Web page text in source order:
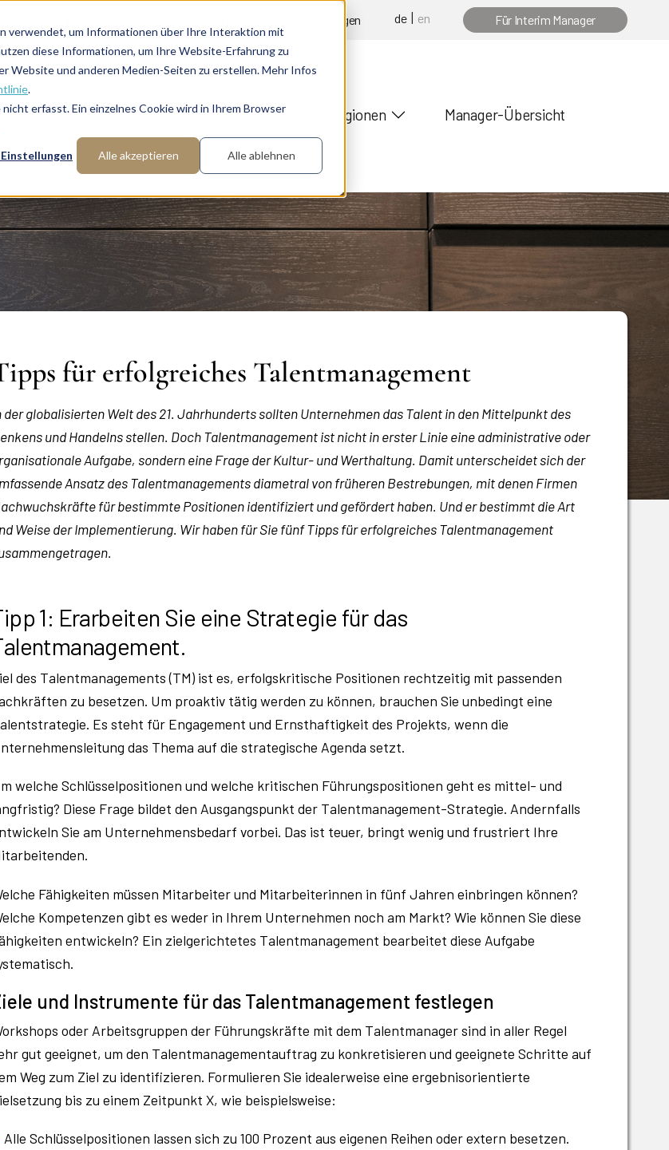
verwendet, um Informationen über Ihre Interaktion mit
diese Informationen, um Ihre Website-Erfahrung zu
Website und anderen Medien-Seiten zu erstellen. Mehr Infos
.
erfasst. Ein einzelnes Cookie wird in Ihrem Browser
Alle akzeptieren Alle ablehnen
Manager anfragen de en Für Interim Manager
Funktionen Branchen Regionen Manager-Übersicht
für erfolgreiches Talentmanagement
der globalisierten Welt des 21. Jahrhunderts sollten Unternehmen das Talent in den Mittelpunkt des
und Handelns stellen. Doch Talentmanagement ist nicht in erster Linie eine administrative oder
Aufgabe, sondern eine Frage der Kultur- und Werthaltung. Damit unterscheidet sich der
Ansatz des Talentmanagements diametral von früheren Bestrebungen, mit denen Firmen
für bestimmte Positionen identifiziert und gefördert haben. Und er bestimmt die Art
Weise der Implementierung. Wir haben für Sie fünf Tipps für erfolgreiches Talentmanagement
1: Erarbeiten Sie eine Strategie für das
des Talentmanagements (TM) ist es, erfolgskritische Positionen rechtzeitig mit passenden
zu besetzen. Um proaktiv tätig werden zu können, brauchen Sie unbedingt eine
Es steht für Engagement und Ernsthaftigkeit des Projekts, wenn die
das Thema auf die strategische Agenda setzt.
welche Schlüsselpositionen und welche kritischen Führungspositionen geht es mittel- und
Diese Frage bildet den Ausgangspunkt der Talentmanagement-Strategie. Andernfalls
Sie am Unternehmensbedarf vorbei. Das ist teuer, bringt wenig und frustriert Ihre
Fähigkeiten müssen Mitarbeiter und Mitarbeiterinnen in fünf Jahren einbringen können?
Kompetenzen gibt es weder in Ihrem Unternehmen noch am Markt? Wie können Sie diese
entwickeln? Ein zielgerichtetes Talentmanagement bearbeitet diese Aufgabe
und Instrumente für das Talentmanagement festlegen
oder Arbeitsgruppen der Führungskräfte mit dem Talentmanager sind in aller Regel
gut geeignet, um den Talentmanagementauftrag zu konkretisieren und geeignete Schritte auf
Weg zum Ziel zu identifizieren. Formulieren Sie idealerweise eine ergebnisorientierte
bis zu einem Zeitpunkt X, wie beispielsweise:
Alle Schlüsselpositionen lassen sich zu 100 Prozent aus eigenen Reihen oder extern besetzen.